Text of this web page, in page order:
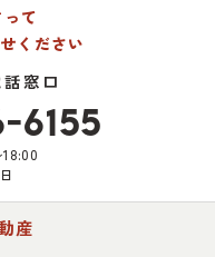
て
ください
窓口
6155
産